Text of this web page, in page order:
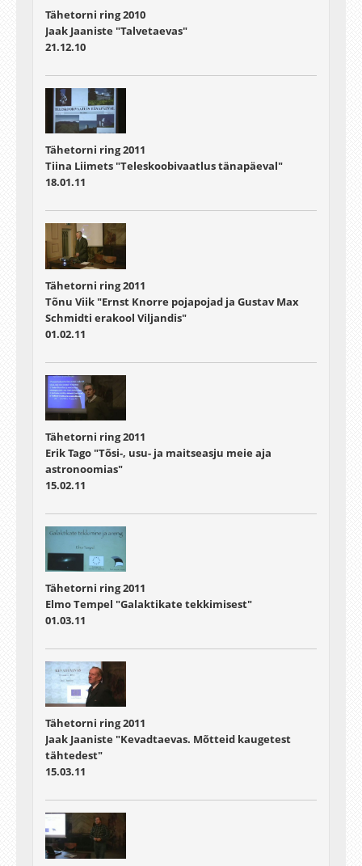
Tähetorni ring 2010
Jaak Jaaniste "Talvetaevas"
21.12.10
Tähetorni ring 2011
Tiina Liimets "Teleskoobivaatlus tänapäeval"
18.01.11
Tähetorni ring 2011
Tõnu Viik "Ernst Knorre pojapojad ja Gustav Max
Schmidti erakool Viljandis"
01.02.11
Tähetorni ring 2011
Erik Tago "Tõsi-, usu- ja maitseasju meie aja
astronoomias"
15.02.11
Tähetorni ring 2011
Elmo Tempel "Galaktikate tekkimisest"
01.03.11
Tähetorni ring 2011
Jaak Jaaniste "Kevadtaevas. Mõtteid kaugetest
tähtedest"
15.03.11